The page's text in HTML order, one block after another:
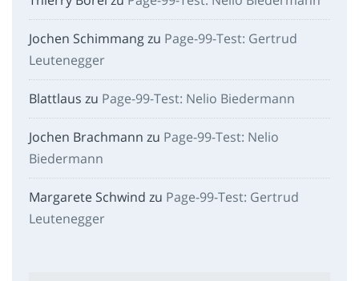
Jochen Schimmangzu Page-99-Test: Gertrud
Leutenegger
Blattlaus zu Page-99-Test: Nelio Biedermann
Jochen Brachmann zu Page-99-Test: Nelio
Biedermann
Margarete Schwind zu Page-99-Test: Gertrud
Leutenegger